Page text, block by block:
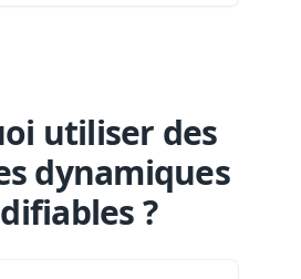
utiliser des
dynamiques
?